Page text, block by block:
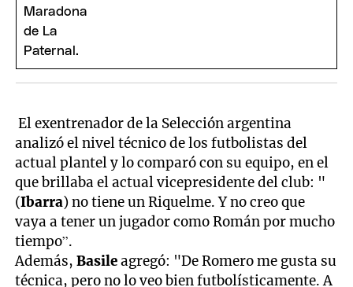
El exentrenador de la Selección argentina
analizó el nivel técnico de los futbolistas del
actual plantel y lo comparó con su equipo, en el
que brillaba el actual vicepresidente del club: "
(Ibarra) no tiene un Riquelme. Y no creo que
vaya a tener un jugador como Román por mucho
tiempo”.
Además,Basileagregó: "De Romero me gusta su
técnica, pero no lo veo bien futbolísticamente. A